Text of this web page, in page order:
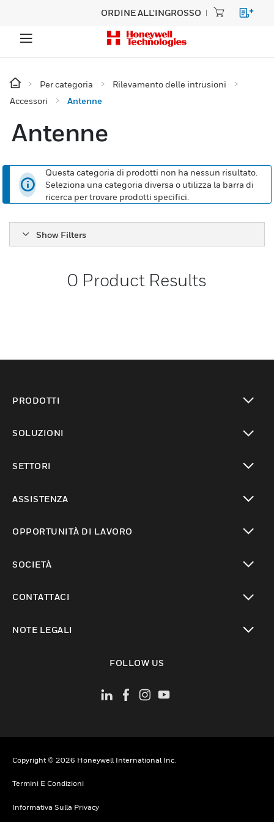
ORDINE ALL'INGROSSO
Per categoria
Rilevamento delle intrusioni
Accessori
Antenne
Antenne
Questa categoria di prodotti non ha nessun risultato.
Seleziona una categoria diversa o utilizza la barra di
ricerca per trovare prodotti specifici.
Show Filters
0 Product Results
PRODOTTI
SOLUZIONI
SETTORI
ASSISTENZA
OPPORTUNITÀ DI LAVORO
SOCIETÀ
CONTATTACI
NOTE LEGALI
FOLLOW US
Copyright © 2026 Honeywell International Inc.
Termini E Condizioni
Informativa Sulla Privacy